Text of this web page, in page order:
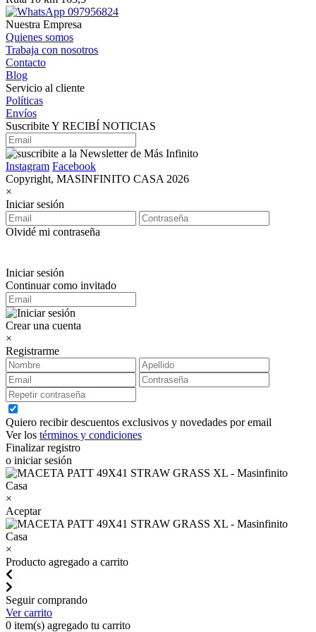
097956824
Nuestra Empresa
Quienes somos
Trabaja con nosotros
Contacto
Blog
Servicio al cliente
Políticas
Envíos
Suscribite Y RECIBÍ NOTICIAS
Instagram Facebook
Copyright, MASINFINITO CASA 2026
×
Iniciar sesión
Olvidé mi contraseña
Iniciar sesión
Continuar como invitado
Crear una cuenta
×
Registrarme
Quiero recibir descuentos exclusivos y novedades por email
Ver los términos y condiciones
Finalizar registro
o iniciar sesión
×
Aceptar
×
Producto agregado a carrito
Seguir comprando
Ver carrito
0 item(s) agregado tu carrito